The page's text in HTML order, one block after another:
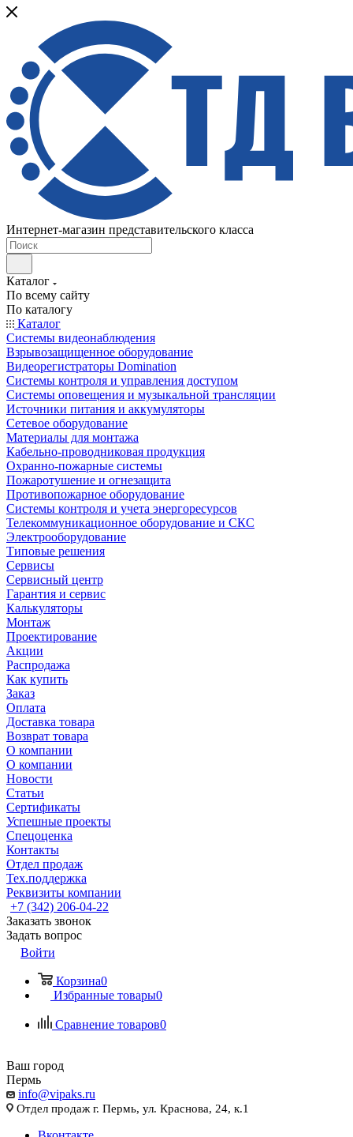
Интернет-магазин представительского класса
Каталог
По всему сайту
По каталогу
Каталог
Системы видеонаблюдения
Взрывозащищенное оборудование
Видеорегистраторы Domination
Системы контроля и управления доступом
Системы оповещения и музыкальной трансляции
Источники питания и аккумуляторы
Сетевое оборудование
Материалы для монтажа
Кабельно-проводниковая продукция
Охранно-пожарные системы
Пожаротушение и огнезащита
Противопожарное оборудование
Системы контроля и учета энергоресурсов
Телекоммуникационное оборудование и СКС
Электрооборудование
Типовые решения
Сервисы
Сервисный центр
Гарантия и сервис
Калькуляторы
Монтаж
Проектирование
Акции
Распродажа
Как купить
Заказ
Оплата
Доставка товара
Возврат товара
О компании
О компании
Новости
Статьи
Сертификаты
Успешные проекты
Спецоценка
Контакты
Отдел продаж
Тех.поддержка
Реквизиты компании
+7 (342) 206-04-22
Заказать звонок
Задать вопрос
Войти
Корзина0
Избранные товары0
Сравнение товаров0
Ваш город
Пермь
info@vipaks.ru
Отдел продаж г. Пермь, ул. Краснова, 24, к.1